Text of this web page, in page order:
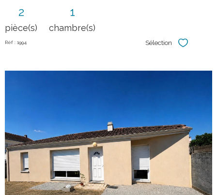
2
pièce(s)
1
chambre(s)
Réf : 1994 Sélection Sélectionner
voir le
bien